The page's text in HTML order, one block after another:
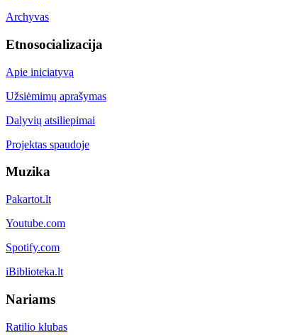
Archyvas
Etnosocializacija
Apie iniciatyvą
Užsiėmimų aprašymas
Dalyvių atsiliepimai
Projektas spaudoje
Muzika
Pakartot.lt
Youtube.com
Spotify.com
iBiblioteka.lt
Nariams
Ratilio klubas